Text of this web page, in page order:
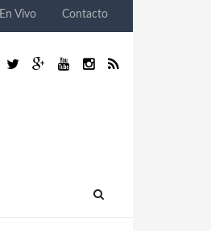
En Vivo Contacto